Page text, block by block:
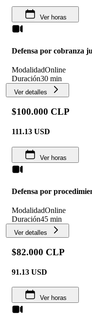
Ver horas
Defensa por cobranza
ModalidadOnline
Duración30 min
Ver detalles
$100.000 CLP
111.13 USD
Ver horas
Defensa por
ModalidadOnline
Duración45 min
Ver detalles
$82.000 CLP
91.13 USD
Ver horas